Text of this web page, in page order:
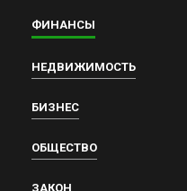
ФИНАНСЫ
НЕДВИЖИМОСТЬ
БИЗНЕС
ОБЩЕСТВО
ЗАКОН